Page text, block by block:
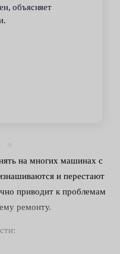
объясняет
на многих машинах с
и перестают
приводит к проблемам
ремонту.